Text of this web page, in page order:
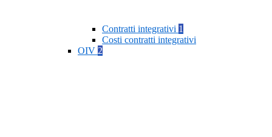
Contratti integrativi 1
Costi contratti integrativi
OIV 2